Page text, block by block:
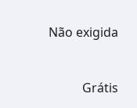
Não exigida
Grátis